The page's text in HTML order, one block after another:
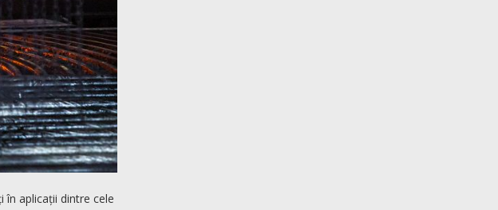
în aplicații dintre cele